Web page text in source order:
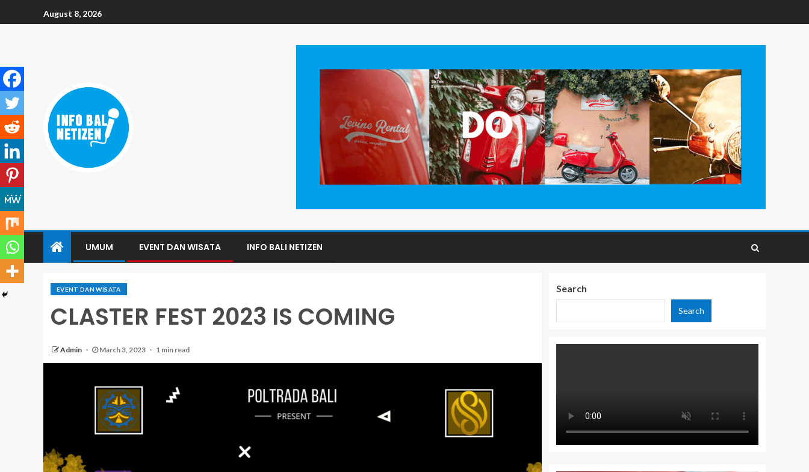
August 8, 2026
UMUM EVENT DAN WISATA INFO BALI NETIZEN
EVENT DAN WISATA
CLASTER FEST 2023 IS COMING
Admin March 3, 2023 1 min read
Search
Search